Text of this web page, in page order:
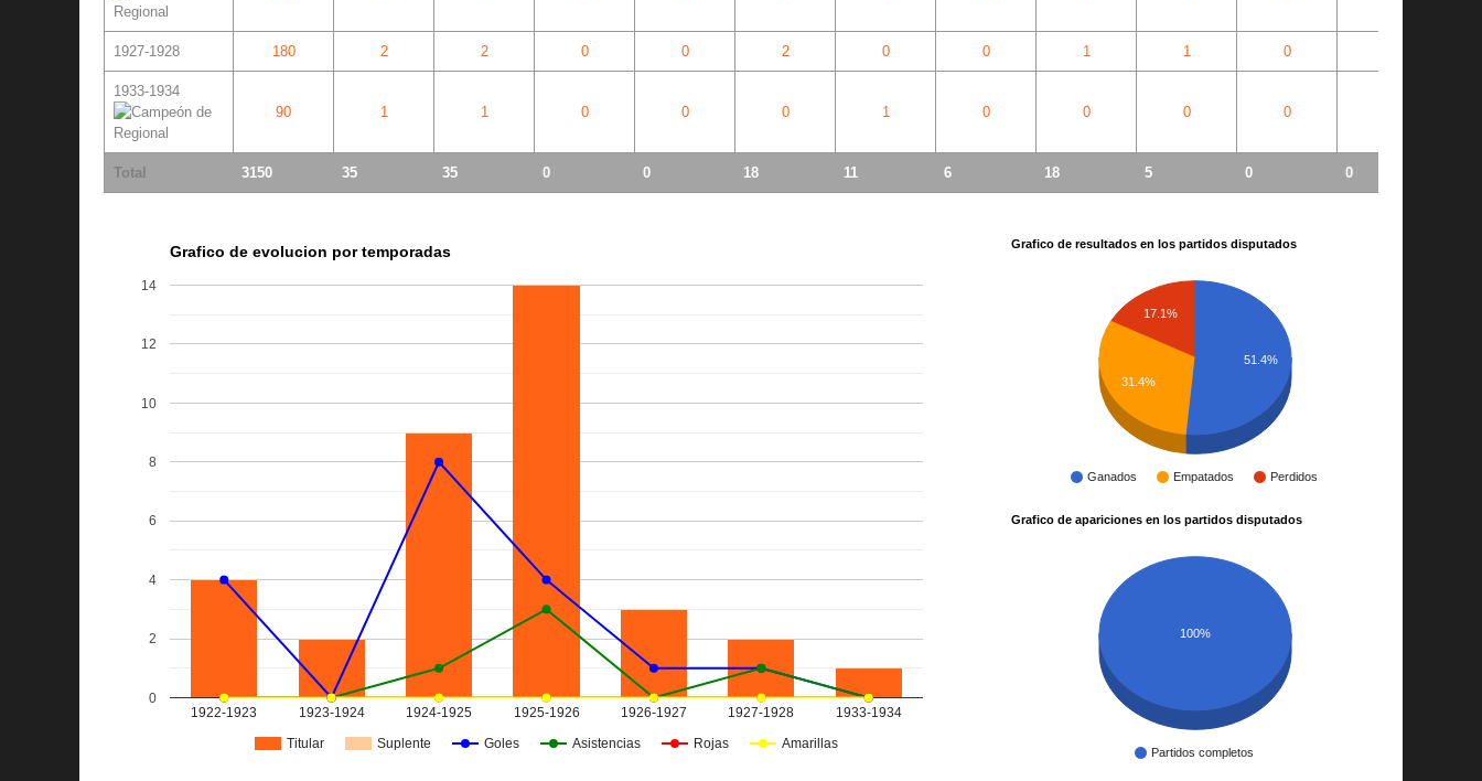
1927-1928 180 2 2 0 0 2 0 0 1 1 0
1933-1934
90
1 1 0 0 0 1 0 0 0 0
Total 3150 35 35 0 0 18 11 6 18 5 0 0
Grafico de evolucion por temporadas
Titular Suplente Goles Asistencias Rojas Amarillas
1922-1923 1923-1924 1924-1925 1925-1926 1926-1927 1927-1928 1933-1934
0
2
4
6
8
10
12
14
Grafico de resultados en los partidos disputados
Ganados Empatados Perdidos
17.1%
31.4%
51.4%
Grafico de apariciones en los partidos disputados
Partidos completos
100%